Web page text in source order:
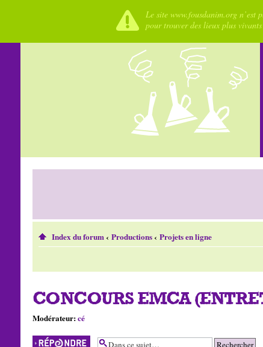
Le site www.fousdanim.org
pour trouver des lieux plus
Index du forum‹ Productions‹ Projets en ligne
CONCOURS EMCA
Modérateur:cé
Répondre